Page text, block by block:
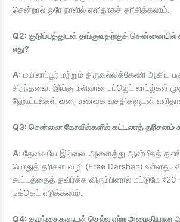
சென்றால் ஒரே நாளில் எளிதாகச் தரிசிக்கலாம்.
Q2: குடும்பத்துடன் தங்குவதற்குச் சென்னையில்
எது?
A: மயிலாப்பூர் மற்றும் திருவல்லிக்கேணி ஆகிய
சிறந்தவை. இங்கு மலிவான பட்ஜெட் லாட்ஜ்கள்
ஹோட்டல்கள் வரை உணவக வசதிகளுடன்
Q3: சென்னை கோவில்களில் கட்டணத் தரிசனம்
A: தேவையே இல்லை. அனைத்து ஆன்மீகத்
பொதுத் தரிசன வழி’ (Free Darshan) உள்ளது.
கூட்டத்தைத் தவிர்க்க விரும்பினால் மட்டுமே
டிக்கெட் எடுக்கலாம்.
Q4: குழந்தைகளுடன் செல்ல ஏற்ற அமைதியான